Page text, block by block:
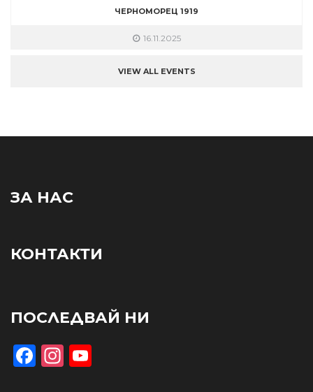
ЧЕРНОМОРЕЦ 1919
16.11.2025
VIEW ALL EVENTS
ЗА НАС
КОНТАКТИ
ПОСЛЕДВАЙ НИ
Facebook
Instagram